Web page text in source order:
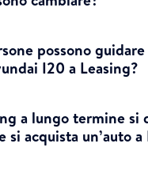
possono
I20 a Leasing?
a lungo termine si
si acquista un’auto